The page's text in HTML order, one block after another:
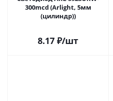
300mcd (Arlight, 5мм
(цилиндр))
8.17 ₽/шт